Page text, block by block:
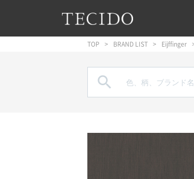
メインナビゲーションへジャンプ
メインコンテンツへジャンプ
フッターへジャンプ
TOP BRAND LIST Eijffinger
